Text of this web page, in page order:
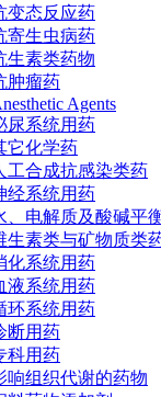
变态反应药
寄生虫病药
生素类药物
肿瘤药
Agents
尿系统用药
它化学药
工合成抗感染类药
经系统用药
、电解质及酸碱平
生素类与矿物质类
化系统用药
液系统用药
环系统用药
断用药
科用药
响组织代谢的药物